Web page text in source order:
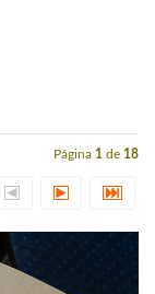
Página 1 de 18